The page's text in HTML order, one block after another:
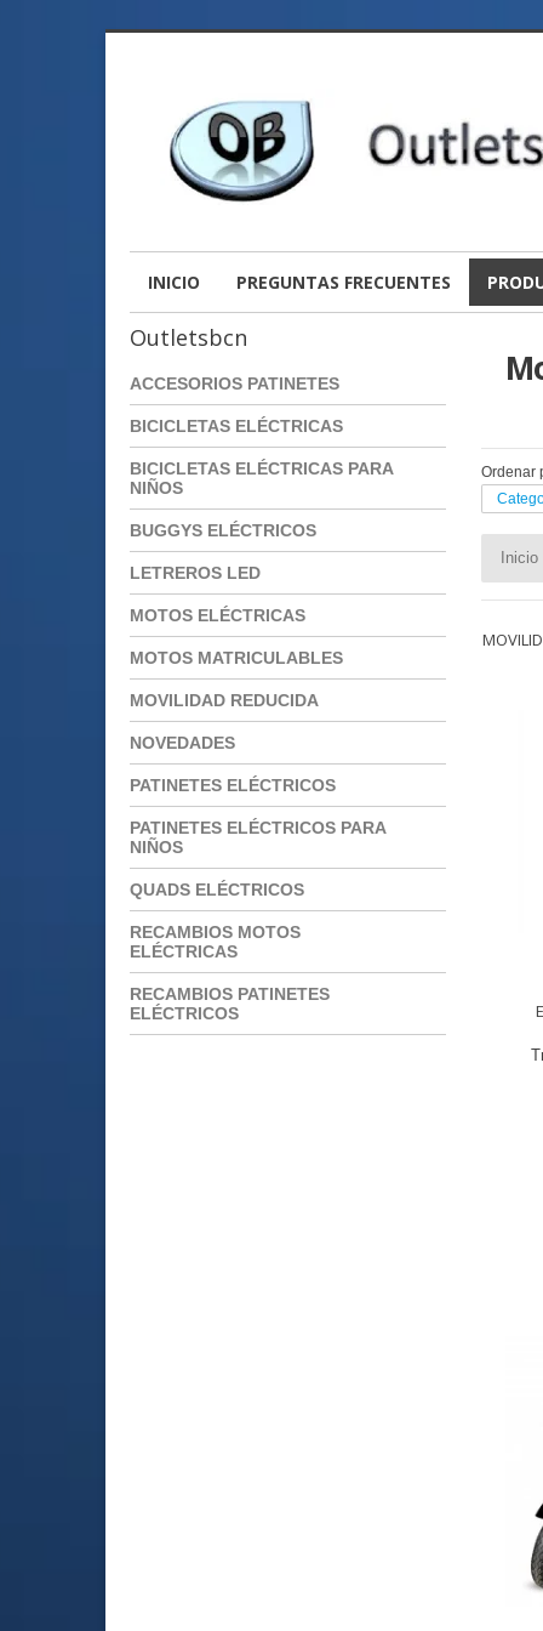
INICIO PREGUNTAS FRECUENTES
Outletsbcn
ACCESORIOS PATINETES
BICICLETAS ELÉCTRICAS
BICICLETAS ELÉCTRICAS PARA
NIÑOS
BUGGYS ELÉCTRICOS
LETREROS LED
MOTOS ELÉCTRICAS
MOTOS MATRICULABLES
MOVILIDAD REDUCIDA
NOVEDADES
PATINETES ELÉCTRICOS
PATINETES ELÉCTRICOS PARA
NIÑOS
QUADS ELÉCTRICOS
RECAMBIOS MOTOS
ELÉCTRICAS
RECAMBIOS PATINETES
ELÉCTRICOS
Ordenar
Inicio